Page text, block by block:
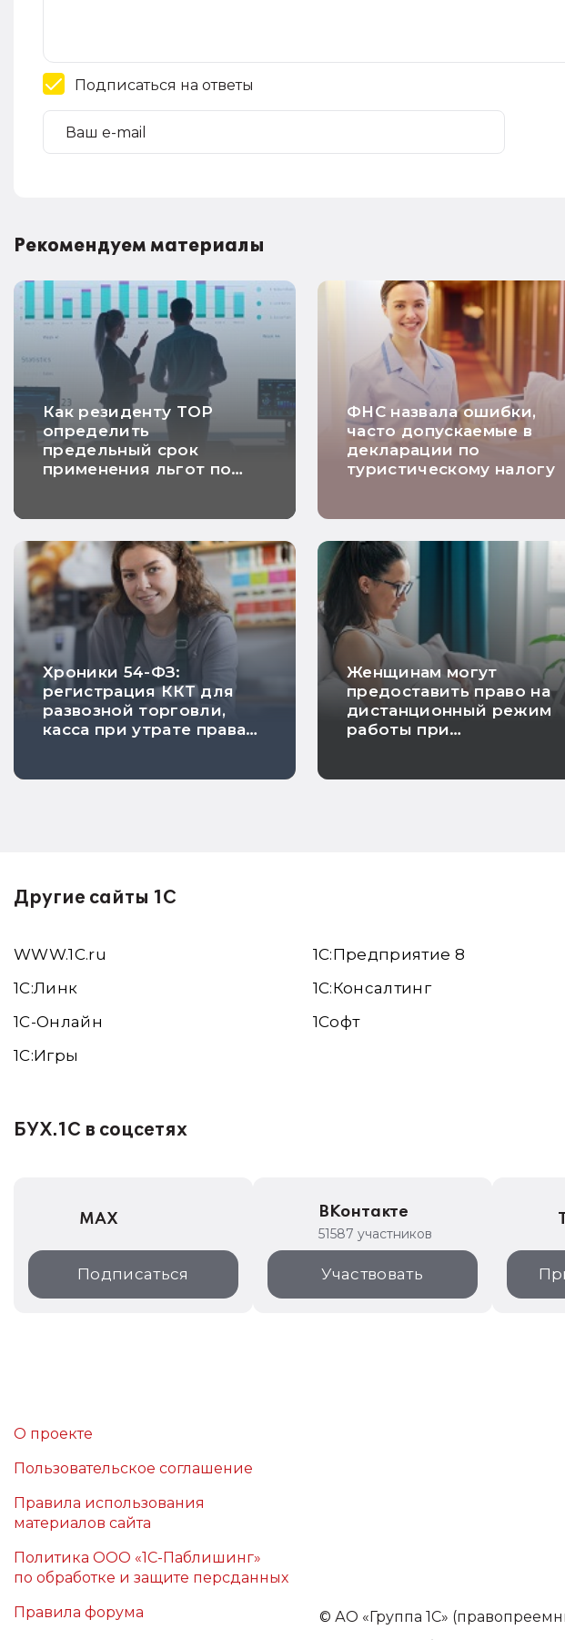
Подписаться на ответы
Рекомендуем материалы
Как резиденту ТОР
определить
предельный срок
применения льгот по
ФНС назвала ошибки,
часто допускаемые в
декларации по
туристическому налогу
Хроники 54-ФЗ:
регистрация ККТ для
развозной торговли,
касса при утрате права
Женщинам могут
предоставить право на
дистанционный режим
работы при
Другие сайты 1С
WWW.1С.ru
1С:Линк
1С-Онлайн
1C:Игры
1С:Предприятие 8
1С:Консалтинг
1Софт
БУХ.1С в соцсетях
MAX
Подписаться
ВКонтакте
51587 участников
Участвовать
О проекте
Пользовательское соглашение
Правила использования
материалов сайта
Политика ООО «1С-Паблишинг»
по обработке и защите персданных
Правила форума
© АО «Группа 1С»